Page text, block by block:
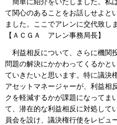
て関心のあることをお話しせよと
ました。ここでアレンに交代致し
【ＡＣＧＡ アレン事務局長】
利益相反について、さらに機関
問題の解決にかかわってくるかと
ていきたいと思います。特に議決
アセットマネージャーが、利益相
クを軽減するかが課題になってま
て、潜在的な利益相反に対処して
員会を設け、議決権行使をレビュ